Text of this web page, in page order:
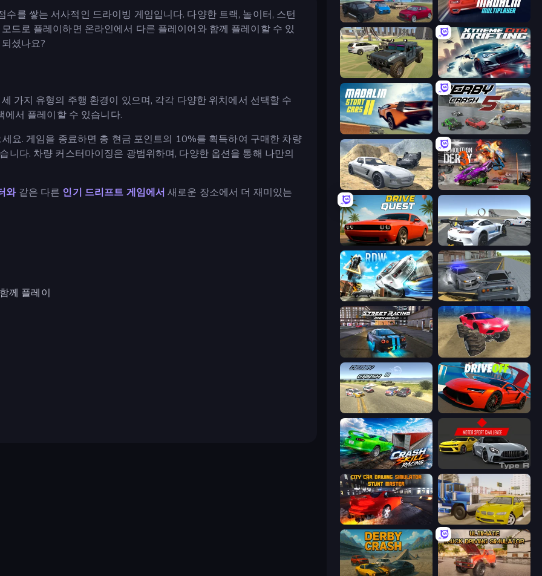
를 쌓는 서사적인 드라이빙 게임입니다. 다양한 트랙, 놀이터, 스턴
드로 플레이하면 온라인에서 다른 플레이어와 함께 플레이할 수 있
셨나요?
가지 유형의 주행 환경이 있으며, 각각 다양한 위치에서 선택할 수
에서 플레이할 수 있습니다.
요. 게임을 종료하면 총 현금 포인트의 10%를 획득하여 구매한 차량
니다. 차량 커스터마이징은 광범위하며, 다양한 옵션을 통해 나만의
와같은 다른 인기 드리프트 게임에서 새로운 장소에서 더 재미있는
께 플레이
Derby Crash 4
4x4 Offroader Xtreme City Drifting
Madalin Stunt Cars 2 Derby Crash 5
Derby Crash 2 Demolition Derby 3
Drive Quest
Real Drift World RCC City Racing
Derby Crash 3 DriveOff
Crash Skill Racing Motor Sport Challenge Type R
Crazy Car Stunts